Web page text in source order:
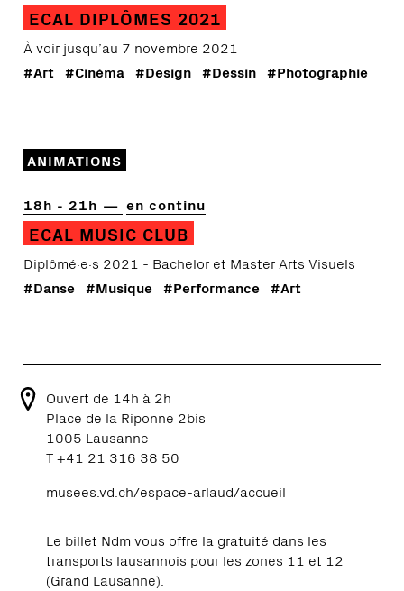
ECAL DIPLÔMES 2021
À voir jusqu’au 7 novembre 2021
#Art #Cinéma #Design #Dessin #Photographie
ANIMATIONS
18h - 21h en continu
ECAL MUSIC CLUB
Diplômé·e·s 2021 - Bachelor et Master Arts Visuels
#Danse #Musique #Performance #Art
Ouvert de 14h à 2h
Place de la Riponne 2bis
1005 Lausanne
T +41 21 316 38 50
musees.vd.ch/espace-arlaud/accueil
Le billet Ndm vous offre la gratuité dans les
transports lausannois pour les zones 11 et 12
(Grand Lausanne).